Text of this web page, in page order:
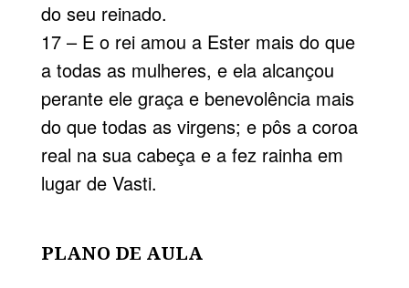
do seu reinado.
17 – E o rei amou a Ester mais do que
a todas as mulheres, e ela alcançou
perante ele graça e benevolência mais
do que todas as virgens; e pôs a coroa
real na sua cabeça e a fez rainha em
lugar de Vasti.
PLANO DE AULA